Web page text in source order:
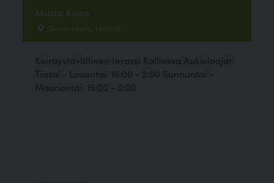
Musta Kissa
Suonionkatu, Helsinki
Koiraystävällinen terassi Kalliossa Aukioloajat:
Tiistai - Lauantai: 15:00 - 2:00 Sunnuntai -
Maanantai: 15:00 - 0:00